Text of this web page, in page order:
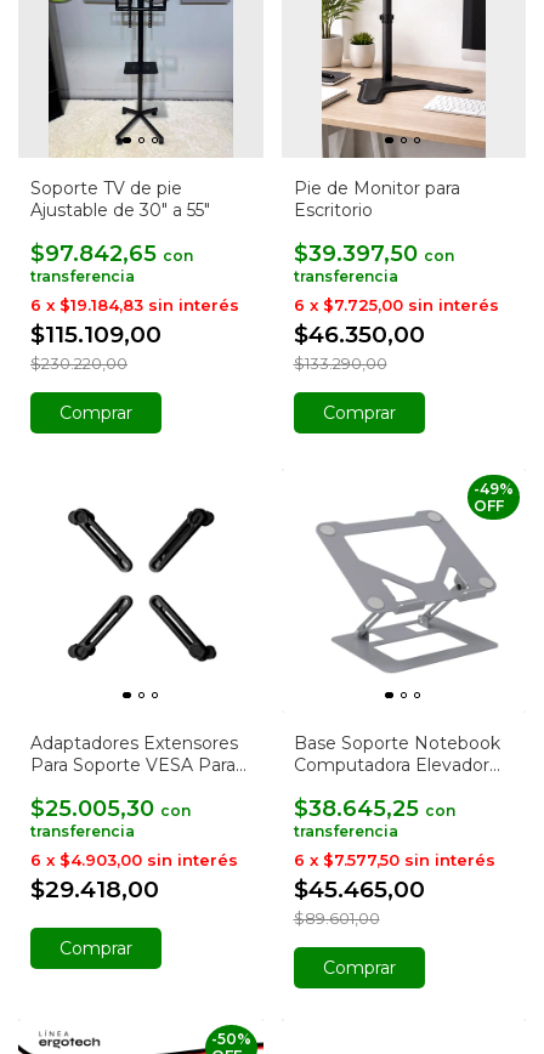
Soporte TV de pie
Ajustable de 30" a 55"
$97.842,65 con
$115.109,00
$230.220,00
6 x $19.184,83 sin interés
Pie de Monitor para
Escritorio
$39.397,50 con
$46.350,00
$133.290,00
6 x $7.725,00 sin interés
Adaptadores Extensores
Para Soporte VESA Para
$25.005,30 con
$29.418,00
6 x $4.903,00 sin interés
Base Soporte Notebook
Computadora Elevador
$38.645,25 con
$45.465,00
-49%
OFF
$89.601,00
6 x $7.577,50 sin interés
Comprar
-50%